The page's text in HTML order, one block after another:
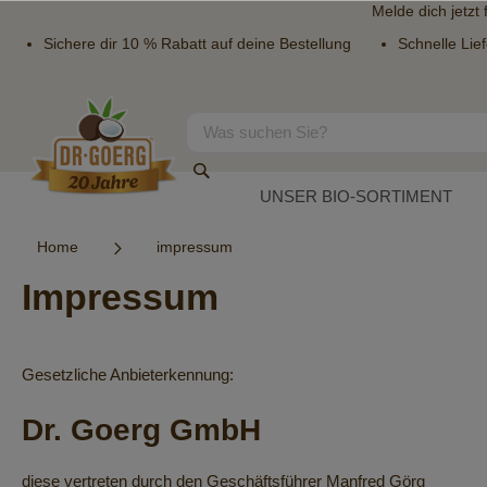
Melde dich jetzt
Sichere dir 10 % Rabatt auf deine Bestellung
Schnelle
Inhalt
Suche
UNSER BIO-SORTIMENT
Home impressum
Impressum
Gesetzliche Anbieterkennung:
Dr. Goerg GmbH
diese vertreten durch den Geschäftsführer Manfred Görg